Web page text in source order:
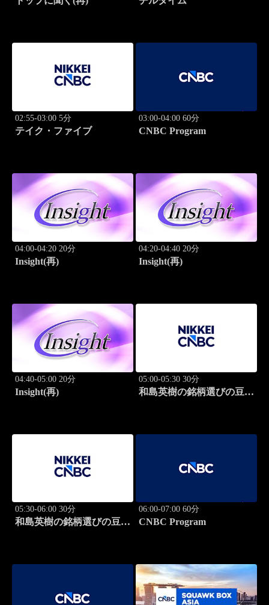
02:55-03:00 5分
テイク・ファイブ
03:00-04:00 60分
CNBC Program
04:00-04:20 20分
Insight(再)
04:20-04:40 20分
Insight(再)
04:40-05:00 20分
Insight(再)
05:00-05:30 30分
和島英樹の銘柄選びの豆知
05:30-06:00 30分
和島英樹の銘柄選びの豆知
06:00-07:00 60分
CNBC Program